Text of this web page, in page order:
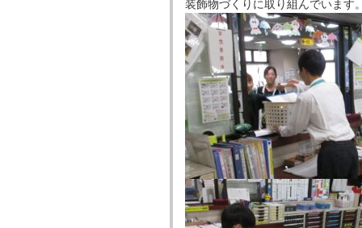
装飾物づくりに取り組んでいます